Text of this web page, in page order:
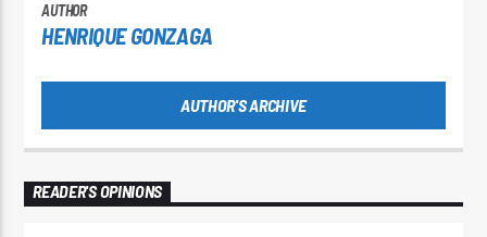
AUTHOR
HENRIQUE GONZAGA
AUTHOR'S ARCHIVE
READER'S OPINIONS